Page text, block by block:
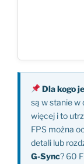
Dla kogo
są w stanie w
więcej i to
FPS można
detali lub
G-Sync? 60